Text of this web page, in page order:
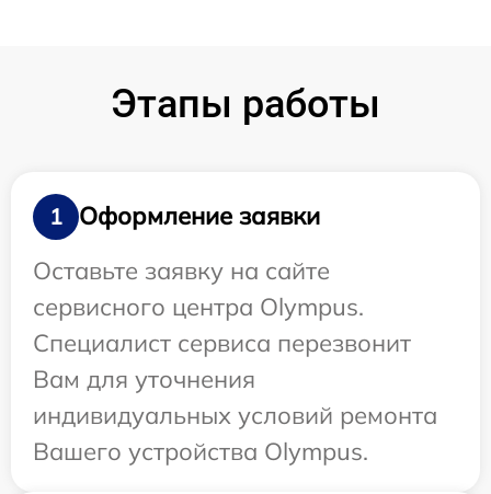
Этапы работы
1
Оформление заявки
Оставьте заявку на сайте
сервисного центра Olympus.
Специалист сервиса перезвонит
Вам для уточнения
индивидуальных условий ремонта
Вашего устройства Olympus.